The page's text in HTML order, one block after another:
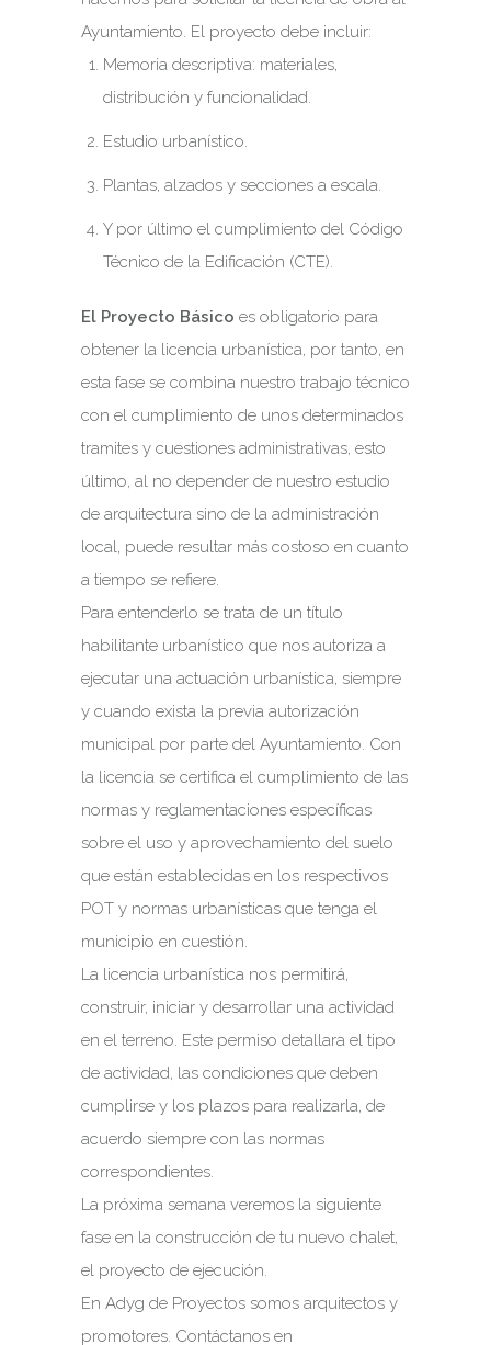
Ayuntamiento. El proyecto debe incluir:
Memoria descriptiva: materiales,
distribución y funcionalidad.
Estudio urbanístico.
Plantas, alzados y secciones a escala.
Y por último el cumplimiento del Código
Técnico de la Edificación (CTE).
El Proyecto Básico es obligatorio para
obtener la licencia urbanística, por tanto, en
esta fase se combina nuestro trabajo técnico
con el cumplimiento de unos determinados
tramites y cuestiones administrativas, esto
último, al no depender de nuestro estudio
de arquitectura sino de la administración
local, puede resultar más costoso en cuanto
a tiempo se refiere.
Para entenderlo se trata de un título
habilitante urbanístico que nos autoriza a
ejecutar una actuación urbanística, siempre
y cuando exista la previa autorización
municipal por parte del Ayuntamiento. Con
la licencia se certifica el cumplimiento de las
normas y reglamentaciones específicas
sobre el uso y aprovechamiento del suelo
que están establecidas en los respectivos
POT y normas urbanísticas que tenga el
municipio en cuestión.
La licencia urbanística nos permitirá,
construir, iniciar y desarrollar una actividad
en el terreno. Este permiso detallara el tipo
de actividad, las condiciones que deben
cumplirse y los plazos para realizarla, de
acuerdo siempre con las normas
correspondientes.
La próxima semana veremos la siguiente
fase en la construcción de tu nuevo chalet,
el proyecto de ejecución.
En Adyg de Proyectos somos arquitectos y
promotores. Contáctanos en